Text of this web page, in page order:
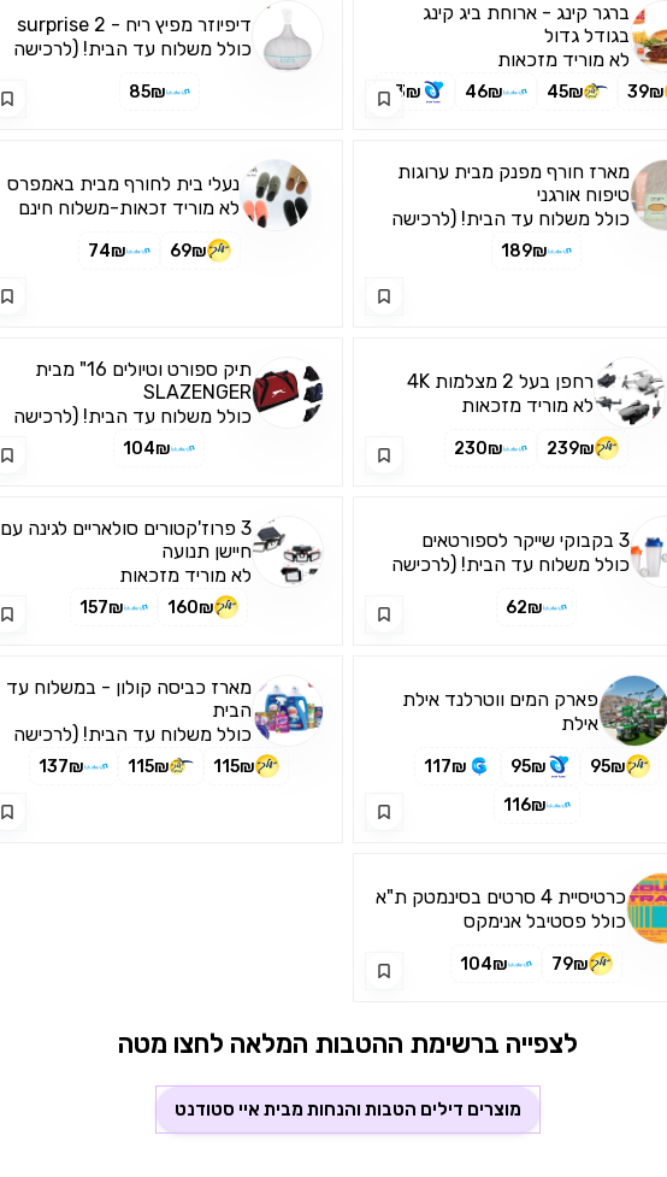
ברגר קינג - ארוחת ביג קינג
בגודל גדול
לא מוריד מזכאות
39₪
45₪
46₪
33₪
דיפיוזר מפיץ ריח - 2 surprise
כולל משלוח עד הבית! (לרכישה
85₪
מארז חורף מפנק מבית ערוגות
טיפוח אורגני
כולל משלוח עד הבית! (לרכישה
דרך האפליקציה בלבד)
189₪
נעלי בית לחורף מבית באמפרס
לא מוריד זכאות-משלוח חינם
69₪
74₪
רחפן בעל 2 מצלמות 4K
לא מוריד מזכאות
239₪
230₪
תיק ספורט וטיולים 16" מבית
SLAZENGER
כולל משלוח עד הבית! (לרכישה
דרך האפליקציה בלבד)
104₪
3 בקבוקי שייקר לספורטאים
כולל משלוח עד הבית! (לרכישה
62₪
3 פרוז'קטורים סולאריים לגינה עם
חיישן תנועה
לא מוריד מזכאות
160₪
157₪
פארק המים ווטרלנד אילת
אילת
95₪
95₪
117₪
116₪
מארז כביסה קולון - במשלוח עד
הבית
כולל משלוח עד הבית! (לרכישה
דרך האפליקציה בלבד)
115₪
115₪
137₪
כרטיסיית 4 סרטים בסינמטק ת"א
כולל פסטיבל אנימקס
79₪
104₪
לצפייה ברשימת ההטבות המלאה לחצו מטה
מוצרים דילים הטבות והנחות מבית איי סטודנט